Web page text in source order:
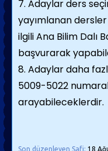
7. Adaylar ders
yayımlanan
ilgili Ana Bilim Dalı
başvurarak
8. Adaylar daha
5009-5022
arayabileceklerdir.
Son düzenleyen Safi; 18